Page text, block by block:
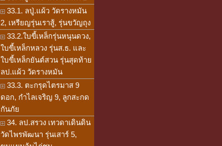
33.1. ลปู่.แผ้ว วัดรางหมัน
2, เหรียญรุ่นเราสู้, รุ่นขวัญถุง
33.2.ใบขี้เหล็กรุ่นหนุนดวง,
ใบขี้เหล็กหลวง รุ่นส.ธ. และ
ใบขี้เหล็กยันต์สวน รุ่นสุดท้าย
ลป.แผ้ว วัดรางหมัน
33.3. ตะกรุดไตรมาส 9
ดอก, กำไลเจริญ 9, ลูกสะกด
กันภัย
34. ลป.สรวง เทวดาเดินดิน
วัดไพรพัฒนา รุ่นเสาร์ 5,